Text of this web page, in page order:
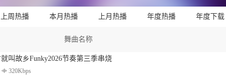
上周热播 本月热播 上月热播 年度热播 年度下载
舞曲名称
叫故乡Funky2026节奏第三季串烧
320Kbps